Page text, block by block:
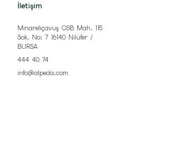
İletişim
Minareliçavuş OSB Mah. 115
Sok. No: 7 16140 Nilüfer /
BURSA
444 40 74
info@alpeda.com